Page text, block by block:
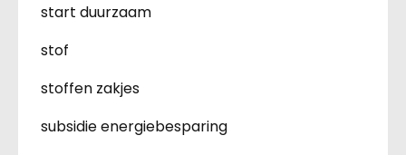
start duurzaam
stof
stoffen zakjes
subsidie energiebesparing